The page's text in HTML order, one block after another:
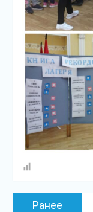
Навигация
Ранее